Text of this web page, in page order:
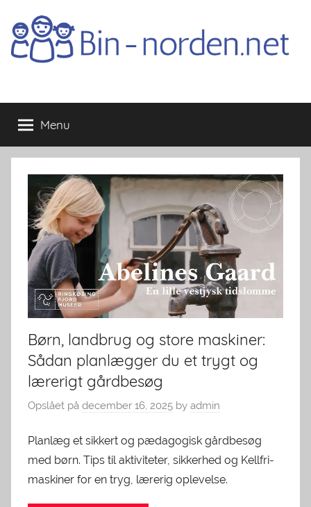
content
Bin-
norden.net
Menu
Børn, landbrug og store maskiner:
Sådan planlægger du et trygt og
lærerigt gårdbesøg
Opslået på december 16, 2025 by admin
Planlæg et sikkert og pædagogisk gårdbesøg
med børn. Tips til aktiviteter, sikkerhed og Kellfri-
maskiner for en tryg, lærerig oplevelse.